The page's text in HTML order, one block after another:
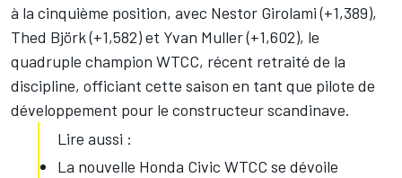
à la cinquième position, avec Nestor Girolami (+1,389),
Thed Björk (+1,582) et Yvan Muller (+1,602), le
quadruple champion WTCC, récent retraité de la
discipline, officiant cette saison en tant que pilote de
développement pour le constructeur scandinave.
Lire aussi :
La nouvelle Honda Civic WTCC se dévoile